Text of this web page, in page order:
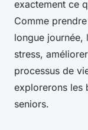
exactement ce
Comme
longue journée,
stress,
processus de
explorerons les
seniors.